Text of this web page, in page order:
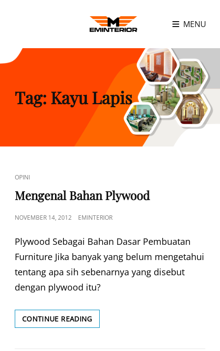
MENU
Tag: Kayu Lapis
CAT
LINKS
OPINI
Mengenal Bahan Plywood
POSTED
NOVEMBER 14, 2012 EMINTERIOR
Plywood Sebagai Bahan Dasar Pembuatan
Furniture Jika banyak yang belum mengetahui
tentang apa sih sebenarnya yang disebut
dengan plywood itu?
CONTINUE READINGMENGENAL
BAHAN